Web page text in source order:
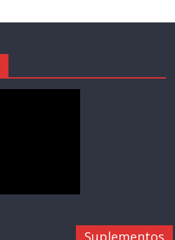
Suplementos